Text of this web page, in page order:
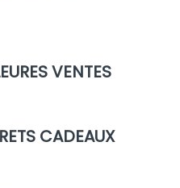
VENTES
CADEAUX